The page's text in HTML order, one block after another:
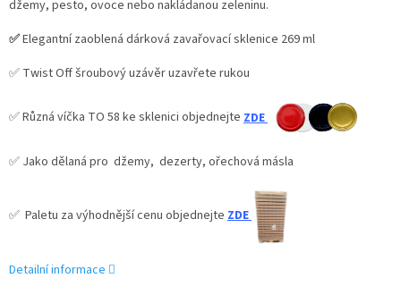
džemy, pesto, ovoce nebo nakládanou zeleninu.
✅Elegantní zaoblená dárková zavařovací sklenice 269 ml
✅ Twist Off šroubový uzávěr uzavřete rukou
✅ Různá víčka TO 58 ke sklenici objednejte ZDE
✅ Jako dělaná pro džemy, dezerty, ořechová másla
✅ Paletu za výhodnější cenu objednejte ZDE
Detailní informace